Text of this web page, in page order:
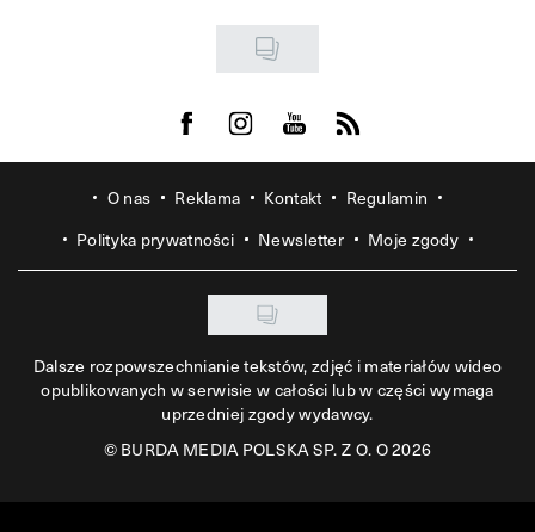
Visit us on Facebook
Visit us on Instagram
Visit us on Youtube
Visit us on Rss
O nas Reklama Kontakt
Regulamin
Polityka prywatności
Newsletter Moje zgody
Dalsze rozpowszechnianie tekstów, zdjęć i materiałów wideo
opublikowanych w serwisie w całości lub w części wymaga
uprzedniej zgody wydawcy.
©BURDA MEDIA POLSKA SP. Z O. O 2026